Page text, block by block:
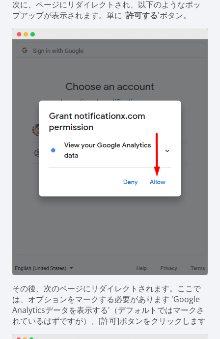
次に、ページにリダイレクトされ、以下のようなポッ
プアップが表示されます。単に '許可する'ボタン。
その後、次のページにリダイレクトされます。ここで
は、オプションをマークする必要があります 'Google
Analyticsデータを表示する'（デフォルトではマークさ
れているはずですが）、[許可]ボタンをクリックします